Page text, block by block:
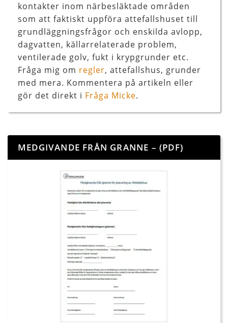
kontakter inom närbesläktade områden
som att faktiskt uppföra attefallshuset till
grundläggningsfrågor och enskilda avlopp,
dagvatten, källarrelaterade problem,
ventilerade golv, fukt i krypgrunder etc.
Fråga mig om regler, attefallshus, grunder
med mera. Kommentera på artikeln eller
gör det direkt i Fråga Micke.
MEDGIVANDE FRÅN GRANNE – (PDF)